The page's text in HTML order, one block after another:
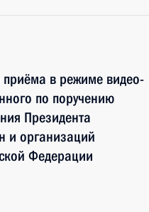
приёма в режиме видео-
по поручению
Президента
и организаций
Федерации